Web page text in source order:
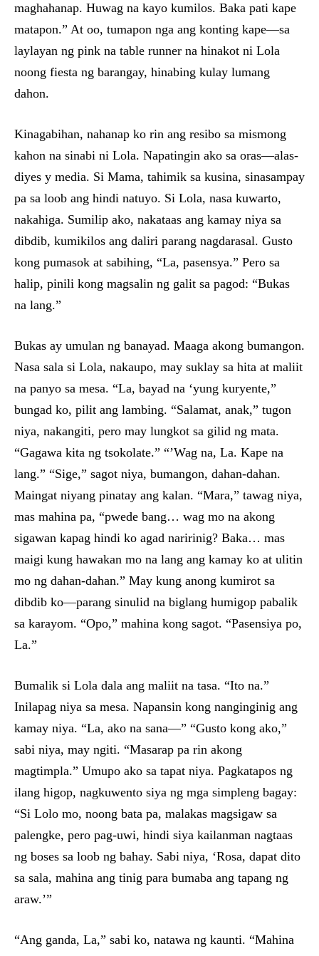
maghahanap. Huwag na kayo kumilos. Baka pati kape
matapon.” At oo, tumapon nga ang konting kape—sa
laylayan ng pink na table runner na hinakot ni Lola
noong fiesta ng barangay, hinabing kulay lumang
dahon.
Kinagabihan, nahanap ko rin ang resibo sa mismong
kahon na sinabi ni Lola. Napatingin ako sa oras—alas-
diyes y media. Si Mama, tahimik sa kusina, sinasampay
pa sa loob ang hindi natuyo. Si Lola, nasa kuwarto,
nakahiga. Sumilip ako, nakataas ang kamay niya sa
dibdib, kumikilos ang daliri parang nagdarasal. Gusto
kong pumasok at sabihing, “La, pasensya.” Pero sa
halip, pinili kong magsalin ng galit sa pagod: “Bukas
na lang.”
Bukas ay umulan ng banayad. Maaga akong bumangon.
Nasa sala si Lola, nakaupo, may suklay sa hita at maliit
na panyo sa mesa. “La, bayad na ‘yung kuryente,”
bungad ko, pilit ang lambing. “Salamat, anak,” tugon
niya, nakangiti, pero may lungkot sa gilid ng mata.
“Gagawa kita ng tsokolate.” “’Wag na, La. Kape na
lang.” “Sige,” sagot niya, bumangon, dahan-dahan.
Maingat niyang pinatay ang kalan. “Mara,” tawag niya,
mas mahina pa, “pwede bang… wag mo na akong
sigawan kapag hindi ko agad naririnig? Baka… mas
maigi kung hawakan mo na lang ang kamay ko at ulitin
mo ng dahan-dahan.” May kung anong kumirot sa
dibdib ko—parang sinulid na biglang humigop pabalik
sa karayom. “Opo,” mahina kong sagot. “Pasensiya po,
La.”
Bumalik si Lola dala ang maliit na tasa. “Ito na.”
Inilapag niya sa mesa. Napansin kong nanginginig ang
kamay niya. “La, ako na sana—” “Gusto kong ako,”
sabi niya, may ngiti. “Masarap pa rin akong
magtimpla.” Umupo ako sa tapat niya. Pagkatapos ng
ilang higop, nagkuwento siya ng mga simpleng bagay:
“Si Lolo mo, noong bata pa, malakas magsigaw sa
palengke, pero pag-uwi, hindi siya kailanman nagtaas
ng boses sa loob ng bahay. Sabi niya, ‘Rosa, dapat dito
sa sala, mahina ang tinig para bumaba ang tapang ng
araw.’”
“Ang ganda, La,” sabi ko, natawa ng kaunti. “Mahina